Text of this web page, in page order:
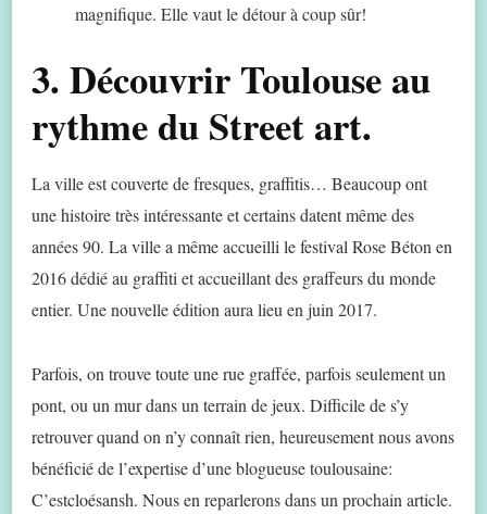
magnifique. Elle vaut le détour à coup sûr!
3. Découvrir Toulouse au
rythme du Street art.
La ville est couverte de fresques, graffitis… Beaucoup ont
une histoire très intéressante et certains datent même des
années 90. La ville a même accueilli le festival Rose Béton en
2016 dédié au graffiti et accueillant des graffeurs du monde
entier. Une nouvelle édition aura lieu en juin 2017.
Parfois, on trouve toute une rue graffée, parfois seulement un
pont, ou un mur dans un terrain de jeux. Difficile de s’y
retrouver quand on n’y connaît rien, heureusement nous avons
bénéficié de l’expertise d’une blogueuse toulousaine:
C’estcloésansh. Nous en reparlerons dans un prochain article.